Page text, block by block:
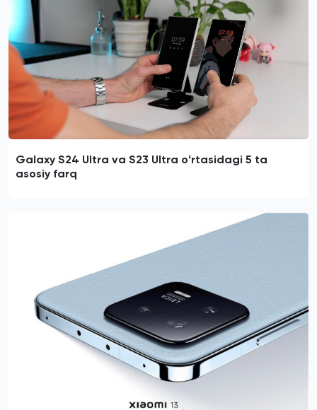
Galaxy S24 Ultra va S23 Ultra oʻrtasidagi 5 ta
asosiy farq